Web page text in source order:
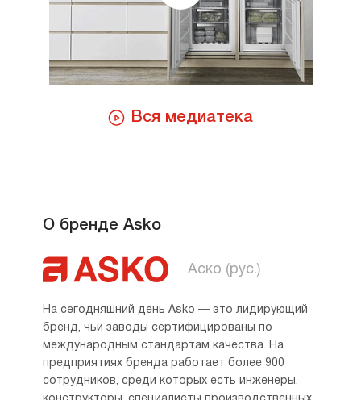
Вся медиатека
О бренде Asko
Аско (рус.)
На сегодняшний день Asko — это лидирующий
бренд, чьи заводы сертифицированы по
международным стандартам качества. На
предприятиях бренда работает более 900
сотрудников, среди которых есть инженеры,